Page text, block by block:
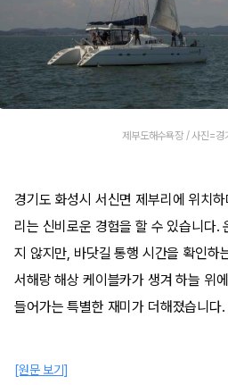
제부도해수욕장 / 사진=경
경기도 화성시 서신면 제부리에 위치
리는 신비로운 경험을 할 수 있습니다.
지 않지만, 바닷길 통행 시간을 확인하
서해랑 해상 케이블카가 생겨 하늘 위
들어가는 특별한 재미가 더해졌습니다.
[원문 보기]